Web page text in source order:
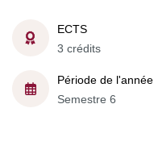
ECTS
3 crédits
Période de l'année
Semestre 6